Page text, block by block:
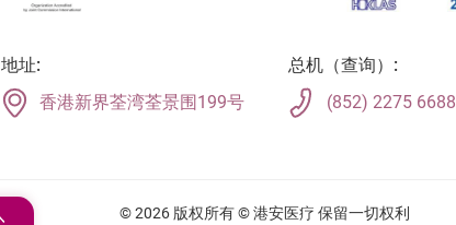
地址:
香港新界荃湾荃景围199号
总机（查询）:
(852) 2275 6688
© 2026 版权所有 © 港安医疗 保留一切权利